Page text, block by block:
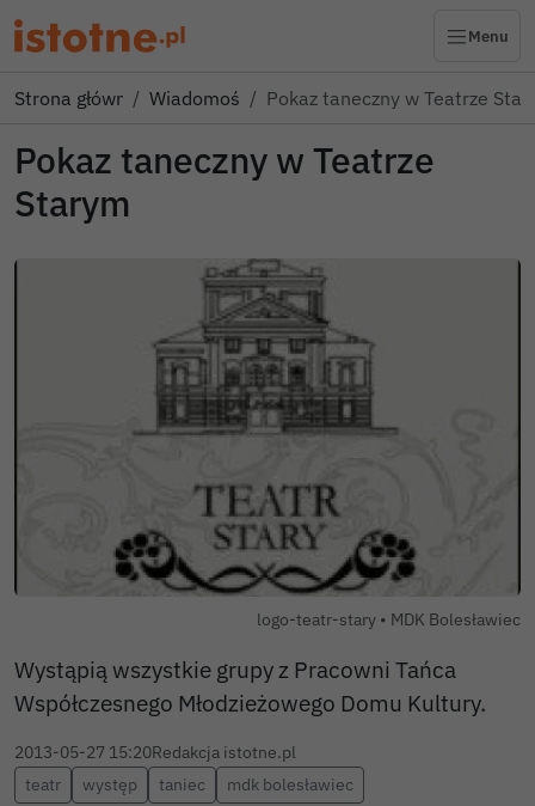
Menu
Strona główna Wiadomości Pokaz taneczny w Teatrze
Pokaz taneczny w Teatrze
Starym
logo-teatr-stary • Autor zdjęcia:
MDK Bolesławiec
Wystąpią wszystkie grupy z Pracowni Tańca
Współczesnego Młodzieżowego Domu Kultury.
2013-05-27 15:20Redakcja istotne.pl
teatr
występ taniec mdk bolesławiec